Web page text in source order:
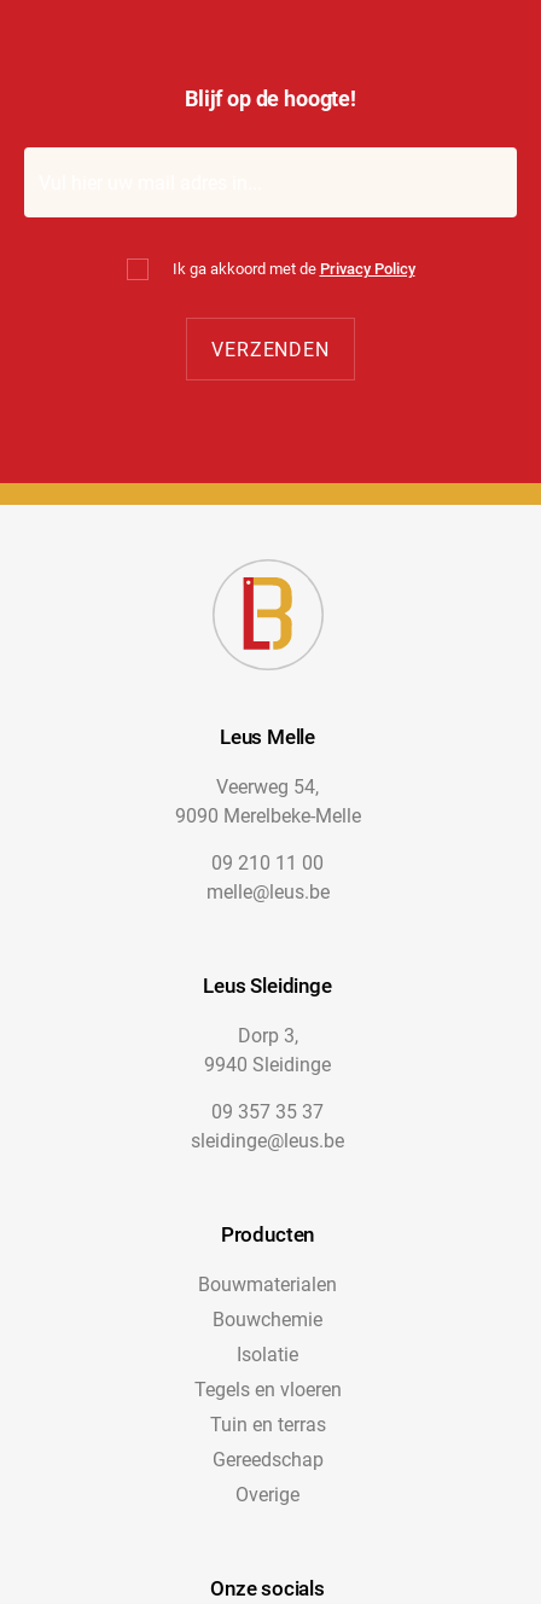
Blijf op de hoogte!
Ik ga akkoord met de Privacy Policy
Leus Melle
Veerweg 54,
9090 Merelbeke-Melle
09 210 11 00
melle@leus.be
Leus Sleidinge
Dorp 3,
9940 Sleidinge
09 357 35 37
sleidinge@leus.be
Producten
Bouwmaterialen
Bouwchemie
Isolatie
Tegels en vloeren
Tuin en terras
Gereedschap
Overige
Onze socials